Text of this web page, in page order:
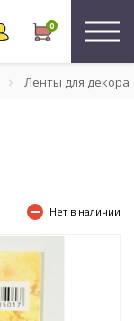
0
Ленты для декора
Нет в наличии